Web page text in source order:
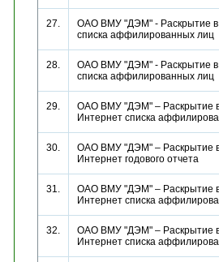
27.
ОАО ВМУ "ДЭМ" - Раскрытие в
списка аффилированных
28.
ОАО ВМУ "ДЭМ" - Раскрытие в
списка аффилированных
29.
ОАО ВМУ "ДЭМ" – Раскрытие
Интернет списка
30.
ОАО ВМУ "ДЭМ" – Раскрытие
Интернет годового отчета
31.
ОАО ВМУ "ДЭМ" – Раскрытие
Интернет списка
32.
ОАО ВМУ "ДЭМ" – Раскрытие
Интернет списка